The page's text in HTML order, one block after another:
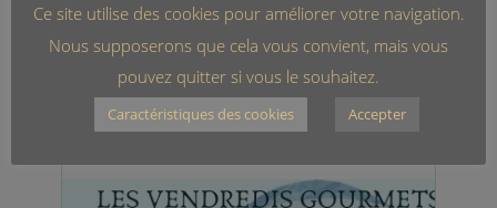
Ce site utilise des cookies pour améliorer votre navigation.
Nous supposerons que cela vous convient, mais vous
pouvez quitter si vous le souhaitez.
Caractéristiques des cookies Accepter